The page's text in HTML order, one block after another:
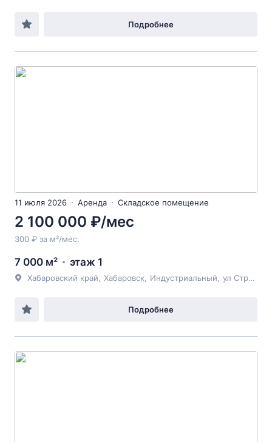
Подробнее
11 июля 2026 Аренда Складское помещение
2 100 000 ₽/мес
300 ₽ за м²/мес.
7 000 м² этаж 1
Хабаровский край Хабаровск Индустриальный ул Строительная
Подробнее